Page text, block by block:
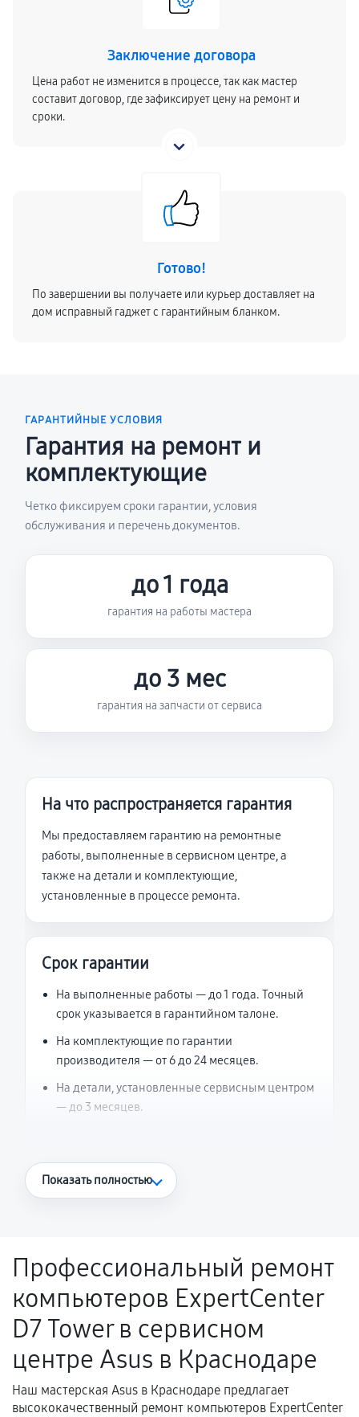
Заключение договора
Цена работ не изменится в процессе, так как мастер
составит договор, где зафиксирует цену на ремонт и
сроки.
Готово!
По завершении вы получаете или курьер доставляет на
дом исправный гаджет с гарантийным бланком.
ГАРАНТИЙНЫЕ УСЛОВИЯ
Гарантия на ремонт и
комплектующие
Четко фиксируем сроки гарантии, условия
обслуживания и перечень документов.
до 1 года
гарантия на работы мастера
до 3 мес
гарантия на запчасти от сервиса
На что распространяется гарантия
Мы предоставляем гарантию на ремонтные
работы, выполненные в сервисном центре, а
также на детали и комплектующие,
установленные в процессе ремонта.
Срок гарантии
На выполненные работы — до 1 года. Точный
срок указывается в гарантийном талоне.
На комплектующие по гарантии
производителя — от 6 до 24 месяцев.
На детали, установленные сервисным центром
— до 3 месяцев.
Что считается гарантийным случаем
Поломка установленной детали при
нормальной эксплуатации в течение
гарантийного срока.
Несоответствие комплектующей заявленным
техническим характеристикам.
Показать полностью
Профессиональный ремонт
компьютеров ExpertCenter
D7 Tower в сервисном
центре Asus в Краснодаре
Наш мастерская Asus в Краснодаре предлагает
высококачественный ремонт компьютеров ExpertCenter